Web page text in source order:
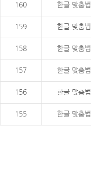
160 한글 맞춤법
159 한글 맞춤법
158 한글 맞춤법
157 한글 맞춤법
156 한글 맞춤법
155 한글 맞춤법